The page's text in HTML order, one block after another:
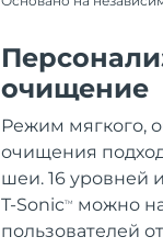
очищение
Режим мягкого,
очищения
шеи. 16 уровней
T-SonicTM
можно
пользователей